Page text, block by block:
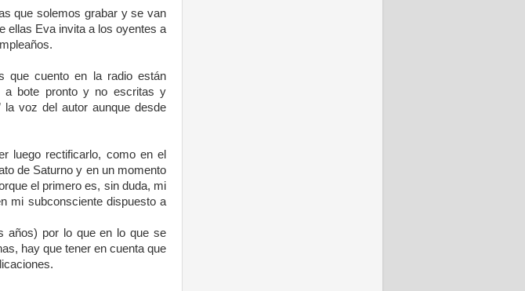
que solemos grabar y se van
ellas Eva invita a los oyentes a
que cuento en la radio están
a bote pronto y no escritas y
la voz del autor aunque desde
luego rectificarlo, como en el
de Saturno y en un momento
el primero es, sin duda, mi
mi subconsciente dispuesto a
años) por lo que en lo que se
hay que tener en cuenta que